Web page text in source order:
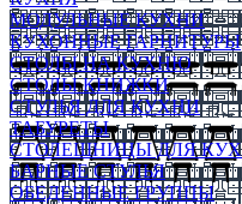
МОДУЛЬНЫЕ КУХНИ
КУХОННЫЕ ГАРНИТУРЫ
СТОЛЫ НА КУХНЮ
СТОЛЫ КНИЖКИ
СТУЛЬЯ ДЛЯ КУХНИ
ТАБУРЕТЫ
СТОЛЕШНИЦЫ ДЛЯ
БАРНЫЕ СТУЛЬЯ
ОБЕДЕННЫЕ ГРУППЫ